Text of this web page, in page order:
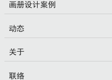
画册设计案例
动态
关于
联络